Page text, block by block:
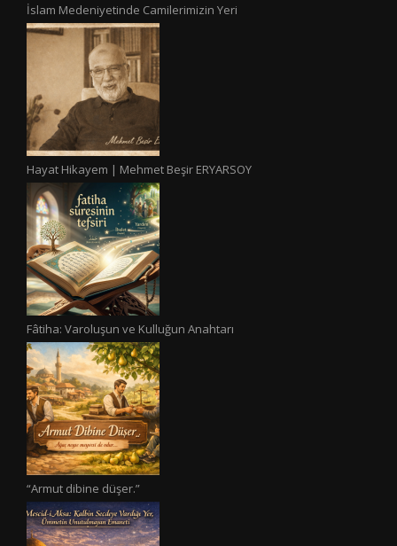
İslam Medeniyetinde Camilerimizin Yeri
Hayat Hikayem | Mehmet Beşir ERYARSOY
Fâtiha: Varoluşun ve Kulluğun Anahtarı
“Armut dibine düşer.”